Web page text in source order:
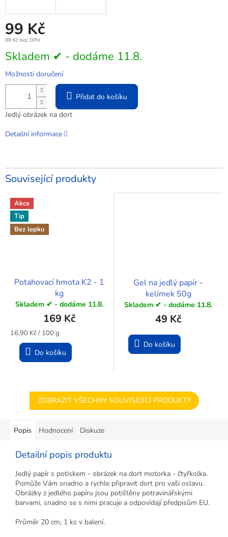
99 Kč
88 Kč bez DPH
Měrná
cena:
Skladem ✔ - dodáme 11.8.
Možnosti doručení
Přidat do košíku
Jedlý obrázek na dort
Detailní informace
Související produkty
Akce
Tip
Bez lepku
Potahovací hmota K2 - 1
kg
Skladem ✔ - dodáme 11.8.
169 Kč
Měrná
cena:
16,90 Kč / 100 g
Do košíku
Gel na jedlý papír -
kelímek 50g
Skladem ✔ - dodáme 11.8.
49 Kč
Do košíku
ZOBRAZIT VŠECHNY SOUVISEJÍCÍ PRODUKTY
Popis Hodnocení Diskuze
Detailní popis produktu
Jedlý papír s potiskem - obrázek na dort motorka - čtyřkolka.
Pomůže Vám snadno a rychle připravit dort pro vaši oslavu.
Obrázky z jedlého papíru jsou potištěny potravinářskými
barvami, snadno se s nimi pracuje a odpovídají předpisům EU.
Průměr 20 cm, 1 ks v balení.